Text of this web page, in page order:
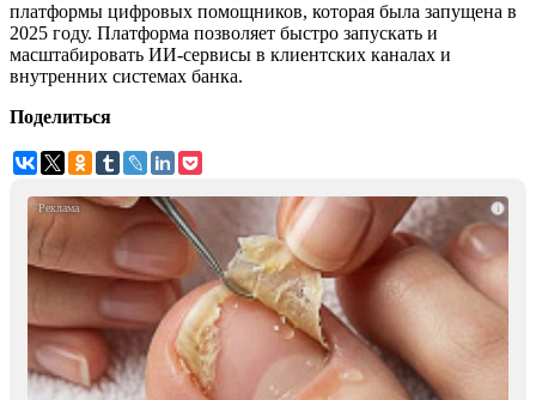
платформы цифровых помощников, которая была запущена в
2025 году. Платформа позволяет быстро запускать и
масштабировать ИИ-сервисы в клиентских каналах и
внутренних системах банка.
Поделиться
i